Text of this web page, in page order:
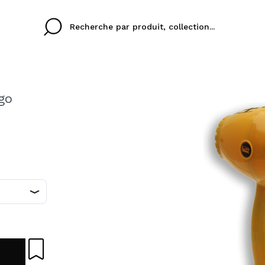
je n'ai pas de
JE
En créant un compte
rapidement, vérifier
FRANCES
Ines
colori